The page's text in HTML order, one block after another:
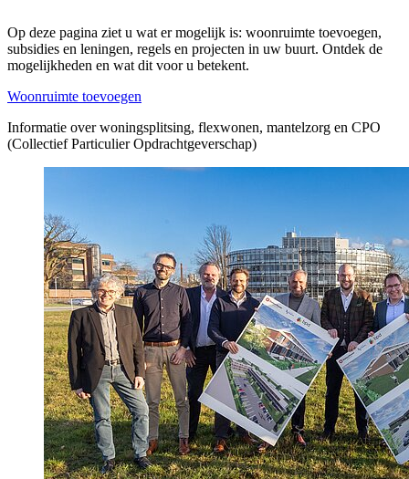
Op deze pagina ziet u wat er mogelijk is: woonruimte toevoegen,
subsidies en leningen, regels en projecten in uw buurt. Ontdek de
mogelijkheden en wat dit voor u betekent.
Woonruimte toevoegen
Informatie over woningsplitsing, flexwonen, mantelzorg en CPO
(Collectief Particulier Opdrachtgeverschap)